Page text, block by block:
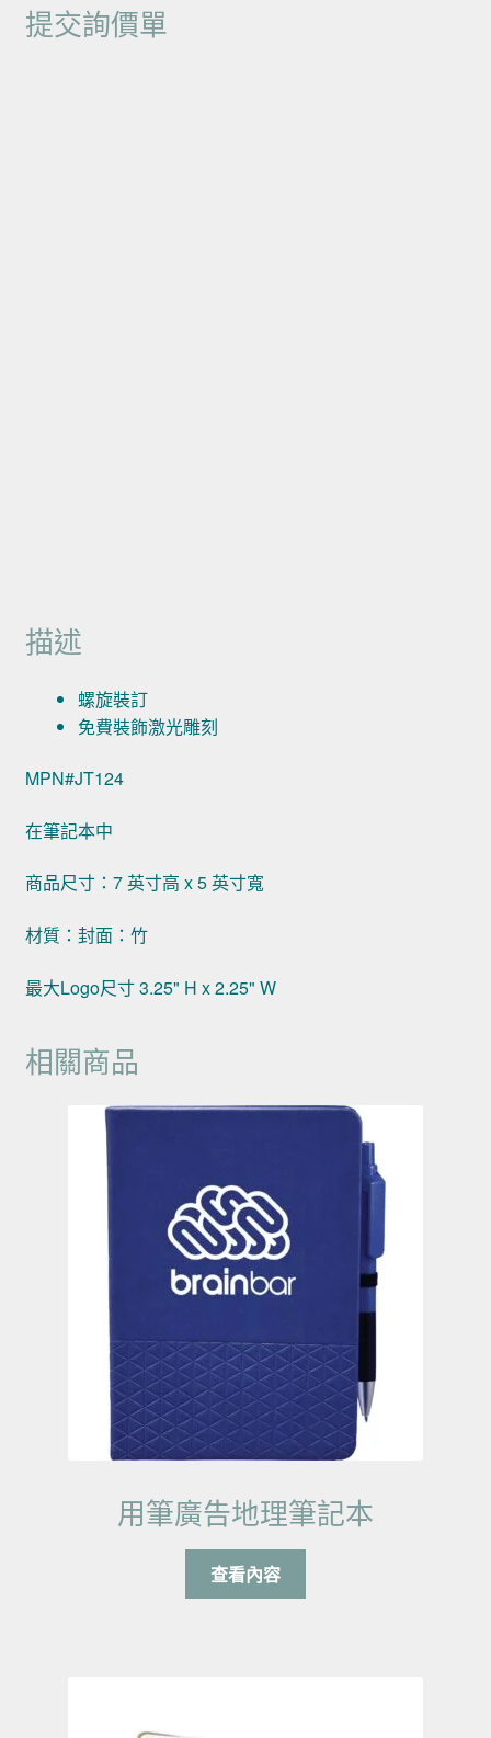
提交詢價單
描述
螺旋裝訂
免費裝飾激光雕刻
MPN#JT124
在筆記本中
商品尺寸：7 英寸高 x 5 英寸寬
材質：封面：竹
最大Logo尺寸 3.25" H x 2.25" W
相關商品
用筆廣告地理筆記本
查看內容